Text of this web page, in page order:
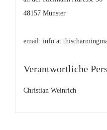
48157 Münster
email: info at
Verantwortliche
Christian Weinrich